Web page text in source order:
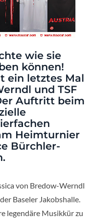
wie sie
können!
ein letztes Mal
und TSF
Auftritt beim
Heimturnier
Bürchler-
von Bredow-Werndl
Baseler Jakobshalle.
legendäre Musikkür zu